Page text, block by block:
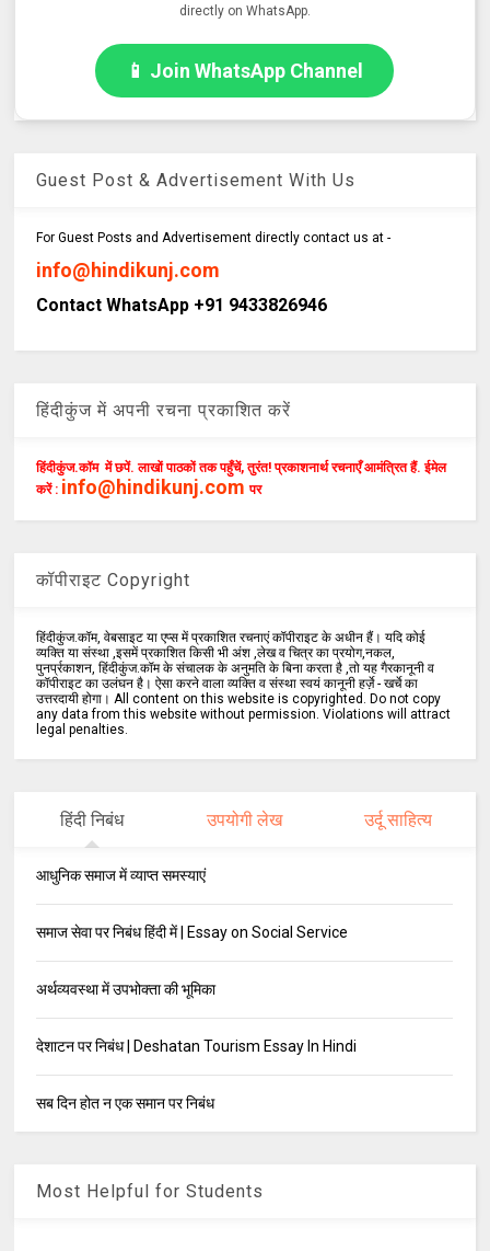
directly on WhatsApp.
📱 Join WhatsApp Channel
Guest Post & Advertisement With Us
For Guest Posts and Advertisement directly contact us at -
info@hindikunj.com
Contact WhatsApp +91 9433826946
हिंदीकुंज में अपनी रचना प्रकाशित करें
हिंदीकुंज.कॉम में छपें. लाखों पाठकों तक पहुँचें, तुरंत! प्रकाशनार्थ रचनाएँ आमंत्रित हैं. ईमेल
करें : info@hindikunj.com पर
कॉपीराइट Copyright
हिंदीकुंज.कॉम, वेबसाइट या एप्स में प्रकाशित रचनाएं कॉपीराइट के अधीन हैं। यदि कोई
व्यक्ति या संस्था ,इसमें प्रकाशित किसी भी अंश ,लेख व चित्र का प्रयोग,नकल,
पुनर्प्रकाशन, हिंदीकुंज.कॉम के संचालक के अनुमति के बिना करता है ,तो यह गैरकानूनी व
कॉपीराइट का उलंघन है। ऐसा करने वाला व्यक्ति व संस्था स्वयं कानूनी हर्ज़े - खर्चे का
उत्तरदायी होगा। All content on this website is copyrighted. Do not copy
any data from this website without permission. Violations will attract
legal penalties.
हिंदी निबंध उपयोगी लेख उर्दू साहित्य
आधुनिक समाज में व्याप्त समस्याएं
समाज सेवा पर निबंध हिंदी में | Essay on Social Service
अर्थव्यवस्था में उपभोक्ता की भूमिका
देशाटन पर निबंध | Deshatan Tourism Essay In Hindi
सब दिन होत न एक समान पर निबंध
Most Helpful for Students